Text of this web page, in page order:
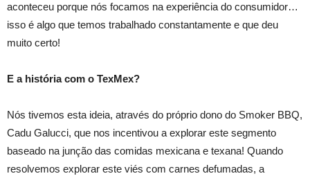
aconteceu porque nós focamos na experiência do consumidor…
isso é algo que temos trabalhado constantamente e que deu
muito certo!
E a história com o TexMex?
Nós tivemos esta ideia, através do próprio dono do Smoker BBQ,
Cadu Galucci, que nos incentivou a explorar este segmento
baseado na junção das comidas mexicana e texana! Quando
resolvemos explorar este viés com carnes defumadas, a